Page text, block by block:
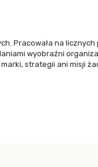
Pracowała na licznych
wyobraźni
strategii ani misji